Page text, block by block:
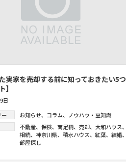
た実家を売却する前に知っておきたい5つ
】
日
お知らせ、 コラム、
ノウハウ・豆知識
不動産、 保険、 南足柄、 売却、 大和ハウス、
相続、 神奈川県、 積水ハウス、 紅葉、 結婚、
部屋探し